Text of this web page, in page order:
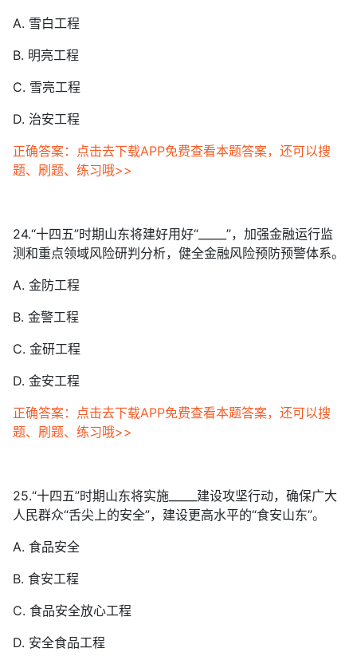
A. 雪白工程
B. 明亮工程
C. 雪亮工程
D. 治安工程
正确答案：点击去下载APP免费查看本题答案，还可以搜
题、刷题、练习哦>>
24.“十四五”时期山东将建好用好“_____”，加强金融运行监
测和重点领域风险研判分析，健全金融风险预防预警体系。
A. 金防工程
B. 金警工程
C. 金研工程
D. 金安工程
正确答案：点击去下载APP免费查看本题答案，还可以搜
题、刷题、练习哦>>
25.“十四五”时期山东将实施_____建设攻坚行动，确保广大
人民群众“舌尖上的安全”，建设更高水平的“食安山东”。
A. 食品安全
B. 食安工程
C. 食品安全放心工程
D. 安全食品工程